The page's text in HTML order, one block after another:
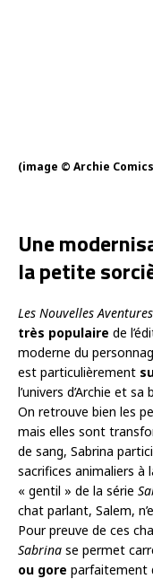
(image © Archie
Une
la petite
Les Nouvelles
très populaire de
moderne du
est particulièrement
l’univers d’Archie et
On retrouve bien les
mais elles sont
de sang, Sabrina
sacrifices animaliers à
« gentil » de la série
chat parlant, Salem,
Pour preuve de ces
Sabrina se permet
ou gore parfaitement